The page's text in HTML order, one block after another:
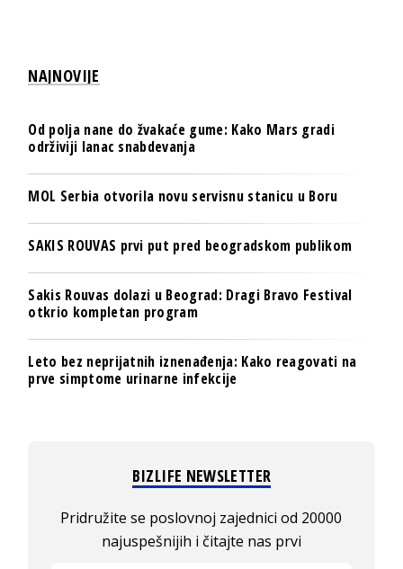
NAJNOVIJE
Od polja nane do žvakaće gume: Kako Mars gradi
održiviji lanac snabdevanja
MOL Serbia otvorila novu servisnu stanicu u Boru
SAKIS ROUVAS prvi put pred beogradskom publikom
Sakis Rouvas dolazi u Beograd: Dragi Bravo Festival
otkrio kompletan program
Leto bez neprijatnih iznenađenja: Kako reagovati na
prve simptome urinarne infekcije
BIZLIFE NEWSLETTER
Pridružite se poslovnoj zajednici od 20000
najuspešnijih i čitajte nas prvi